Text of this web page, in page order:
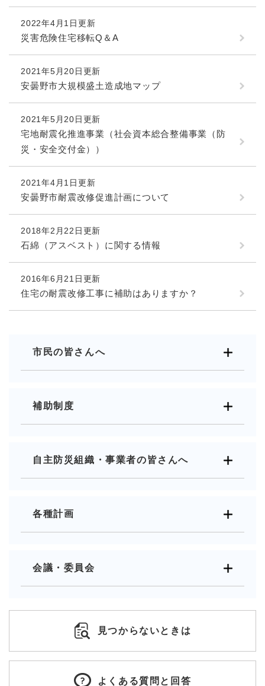
2022年4月1日更新
災害危険住宅移転Q＆A
2021年5月20日更新
安曇野市大規模盛土造成地マップ
2021年5月20日更新
宅地耐震化推進事業（社会資本総合整備事業（防
災・安全交付金））
2021年4月1日更新
安曇野市耐震改修促進計画について
2018年2月22日更新
石綿（アスベスト）に関する情報
2016年6月21日更新
住宅の耐震改修工事に補助はありますか？
市民の皆さんへ
補助制度
自主防災組織・事業者の皆さんへ
各種計画
会議・委員会
見つからないときは
よくある質問と回答